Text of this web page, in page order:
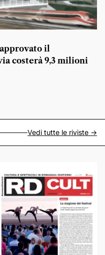
il
costerà 9,3 milioni
Vedi tutte le riviste ->